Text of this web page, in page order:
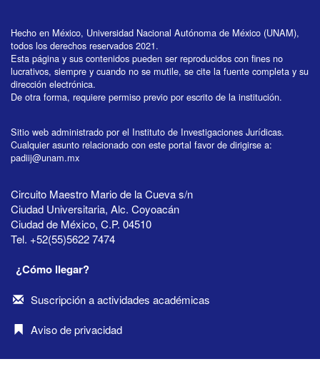
Hecho en México, Universidad Nacional Autónoma de México (UNAM),
todos los derechos reservados 2021.
Esta página y sus contenidos pueden ser reproducidos con fines no
lucrativos, siempre y cuando no se mutile, se cite la fuente completa y su
dirección electrónica.
De otra forma, requiere permiso previo por escrito de la institución.
Sitio web administrado por el Instituto de Investigaciones Jurídicas.
Cualquier asunto relacionado con este portal favor de dirigirse a:
padiij@unam.mx
Circuito Maestro Mario de la Cueva s/n
Ciudad Universitaria, Alc. Coyoacán
Ciudad de México, C.P. 04510
Tel. +52(55)5622 7474
¿Cómo llegar?
Suscripción a actividades académicas
Aviso de privacidad